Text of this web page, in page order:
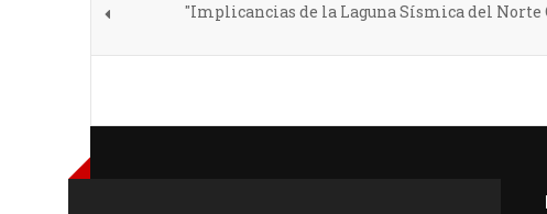
"Implicancias de la Laguna Sísmica del